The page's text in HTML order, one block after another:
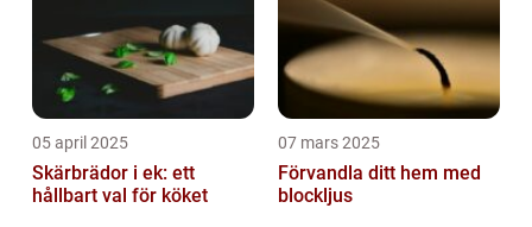
05 april 2025
Skärbrädor i ek: ett
hållbart val för köket
07 mars 2025
Förvandla ditt hem med
blockljus